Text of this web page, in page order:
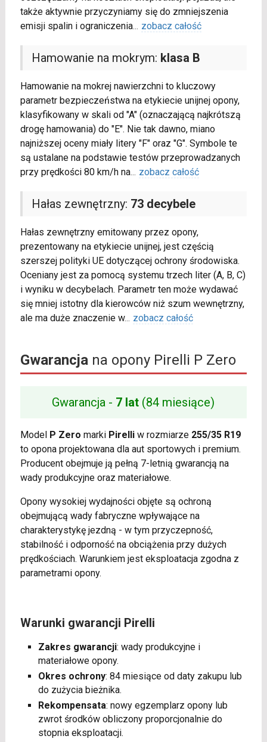
także aktywnie przyczyniamy się do zmniejszenia
emisji spalin i ograniczenia... zobacz całość
Hamowanie na mokrym: klasa B
Hamowanie na mokrej nawierzchni to kluczowy
parametr bezpieczeństwa na etykiecie unijnej opony,
klasyfikowany w skali od "A" (oznaczającą najkrótszą
drogę hamowania) do "E". Nie tak dawno, miano
najniższej oceny miały litery "F" oraz "G". Symbole te
są ustalane na podstawie testów przeprowadzanych
przy prędkości 80 km/h na... zobacz całość
Hałas zewnętrzny: 73 decybele
Hałas zewnętrzny emitowany przez opony,
prezentowany na etykiecie unijnej, jest częścią
szerszej polityki UE dotyczącej ochrony środowiska.
Oceniany jest za pomocą systemu trzech liter (A, B, C)
i wyniku w decybelach. Parametr ten może wydawać
się mniej istotny dla kierowców niż szum wewnętrzny,
ale ma duże znaczenie w... zobacz całość
Gwarancjana opony Pirelli P Zero
Gwarancja - 7 lat (84 miesiące)
Model P Zero marki Pirelliw rozmiarze 255/35 R19
to opona projektowana dla aut sportowych i premium.
Producent obejmuje ją pełną 7-letnią gwarancją na
wady produkcyjne oraz materiałowe.
Opony wysokiej wydajności objęte są ochroną
obejmującą wady fabryczne wpływające na
charakterystykę jezdną - w tym przyczepność,
stabilność i odporność na obciążenia przy dużych
prędkościach. Warunkiem jest eksploatacja zgodna z
parametrami opony.
Warunki gwarancji Pirelli
Zakres gwarancji: wady produkcyjne i
materiałowe opony.
Okres ochrony: 84 miesiące od daty zakupu lub
do zużycia bieżnika.
Rekompensata: nowy egzemplarz opony lub
zwrot środków obliczony proporcjonalnie do
stopnia eksploatacji.